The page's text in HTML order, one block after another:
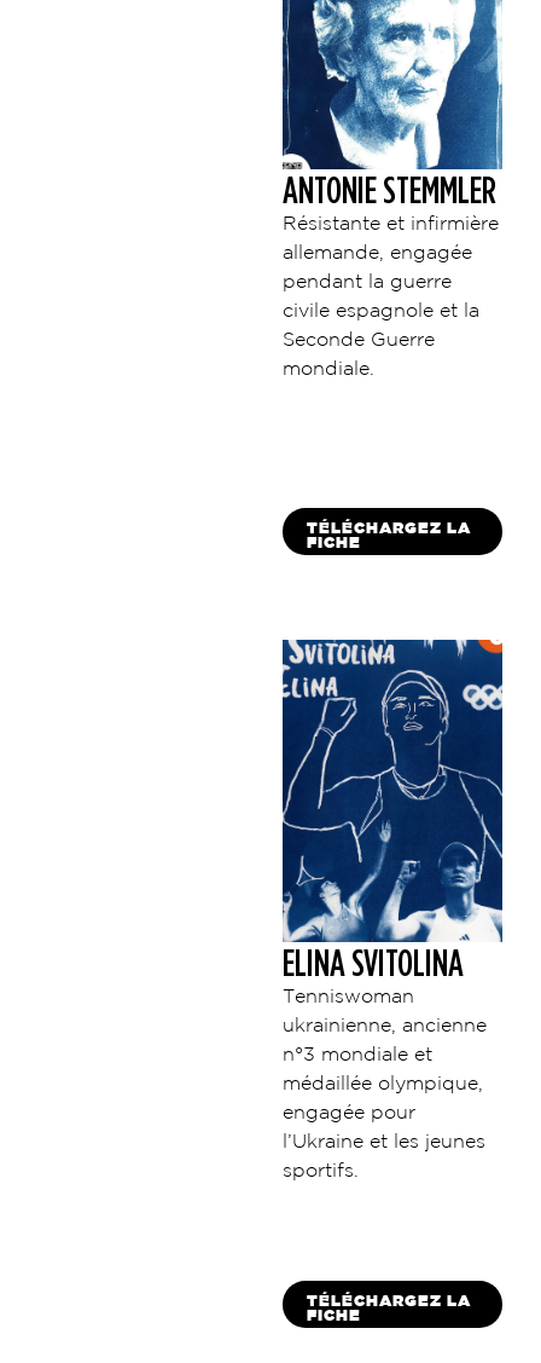
ANTONIE STEMMLER
Résistante et infirmière
allemande, engagée
pendant la guerre
civile espagnole et la
Seconde Guerre
mondiale.
TÉLÉCHARGEZ LA
FICHE
ELINA SVITOLINA
Tenniswoman
ukrainienne, ancienne
n°3 mondiale et
médaillée olympique,
engagée pour
l’Ukraine et les jeunes
sportifs.
TÉLÉCHARGEZ LA
FICHE